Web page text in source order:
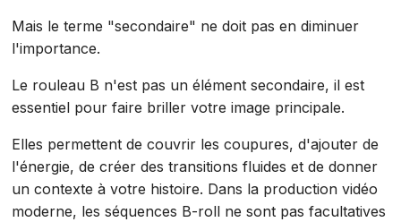
Mais le terme "secondaire" ne doit pas en diminuer
l'importance.
Le rouleau B n'est pas un élément secondaire, il est
essentiel pour faire briller votre image principale.
Elles permettent de couvrir les coupures, d'ajouter de
l'énergie, de créer des transitions fluides et de donner
un contexte à votre histoire. Dans la production vidéo
moderne, les séquences B-roll ne sont pas facultatives